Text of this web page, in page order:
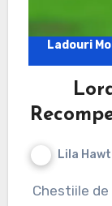
Ladouri
Lila
Chestiile de recompensă pentru evenimentele